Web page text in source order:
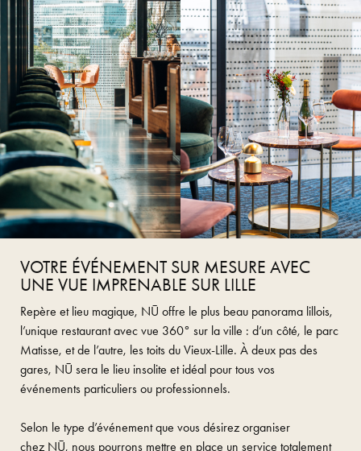
VOTRE ÉVÉNEMENT SUR MESURE AVEC
UNE VUE IMPRENABLE SUR LILLE
Repère et lieu magique, NŪ offre le plus beau panorama lillois,
l’unique restaurant avec vue 360° sur la ville : d’un côté, le parc
Matisse, et de l’autre, les toits du Vieux-Lille. À deux pas des
gares, NŪ sera le lieu insolite et idéal pour tous vos
événements particuliers ou professionnels.
Selon le type d’événementque vous désirez organiser
chez NŪ, nous pourrons mettre en place un service totalement